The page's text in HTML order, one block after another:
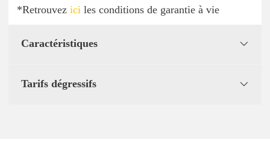
*Retrouvez ici les conditions de garantie à vie
Caractéristiques
Tarifs dégressifs